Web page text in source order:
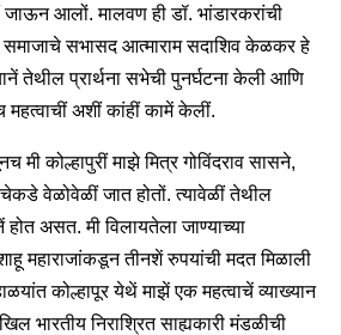
जाऊन आलों. मालवण ही डॉ. भांडारकरांची
समाजाचे सभासद आत्माराम सदाशिव केळकर हे
तेथील प्रार्थना सभेची पुनर्घटना केली आणि
महत्वाचीं अशीं कांहीं कामें केलीं.
मी कोल्हापुरीं माझे मित्र गोविंदराव सासने,
वेळोवेळीं जात होतों. त्यावेळीं तेथील
होत असत. मी विलायतेला जाण्याच्या
महाराजांकडून तीनशें रुपयांची मदत मिळाली
कोल्हापूर येथें माझें एक महत्वाचें व्याख्यान
भारतीय निराश्रित साह्यकारी मंडळीची